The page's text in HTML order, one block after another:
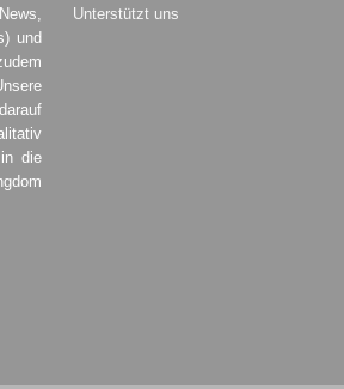
und
die
Unterstützt uns